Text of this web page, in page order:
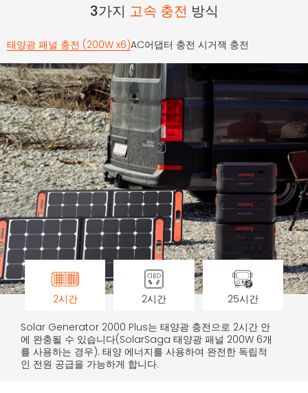
3가지 고속 충전 방식
태양광 패널 충전 (200W x6)AC어댑터 충전 시거잭 충전
2시간 2시간 25시간
Solar Generator 2000 Plus는 태양광 충전으로 2시간 안
에 완충될 수 있습니다(SolarSaga 태양광 패널 200W 6개
를 사용하는 경우). 태양 에너지를 사용하여 완전한 독립적
인 전원 공급을 가능하게 합니다.